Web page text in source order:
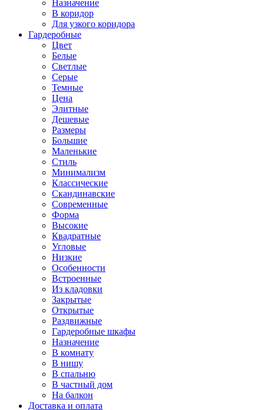
Назначение
В коридор
Для узкого коридора
Гардеробные
Цвет
Белые
Светлые
Серые
Темные
Цена
Элитные
Дешевые
Размеры
Большие
Маленькие
Стиль
Минимализм
Классические
Скандинавские
Современные
Форма
Высокие
Квадратные
Угловые
Низкие
Особенности
Встроенные
Из кладовки
Закрытые
Открытые
Раздвижные
Гардеробные шкафы
Назначение
В комнату
В нишу
В спальню
В частный дом
На балкон
Доставка и оплата